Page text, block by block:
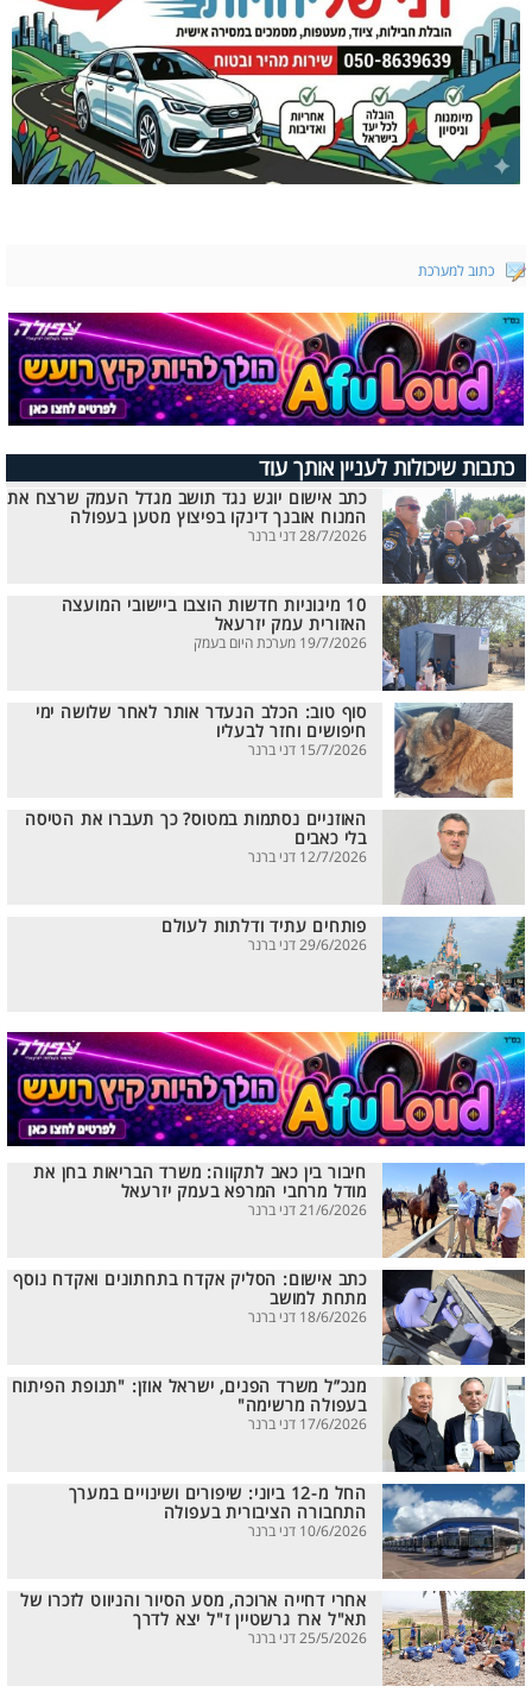
כתוב למערכת
כתבות שיכולות לעניין אותך עוד
כתב אישום יוגש נגד תושב מגדל העמק שרצח את
המנוח אובנך דינקו בפיצוץ מטען בעפולה
28/7/2026 דני ברנר
10 מיגוניות חדשות הוצבו ביישובי המועצה
האזורית עמק יזרעאל
19/7/2026 מערכת היום בעמק
סוף טוב: הכלב הנעדר אותר לאחר שלושה ימי
חיפושים וחזר לבעליו
15/7/2026 דני ברנר
האוזניים נסתמות במטוס? כך תעברו את הטיסה
בלי כאבים
12/7/2026 דני ברנר
פותחים עתיד ודלתות לעולם
29/6/2026 דני ברנר
חיבור בין כאב לתקווה: משרד הבריאות בחן את
מודל מרחבי המרפא בעמק יזרעאל
21/6/2026 דני ברנר
כתב אישום: הסליק אקדח בתחתונים ואקדח נוסף
מתחת למושב
18/6/2026 דני ברנר
מנכ”ל משרד הפנים, ישראל אוזן: "תנופת הפיתוח
בעפולה מרשימה"
17/6/2026 דני ברנר
החל מ-12 ביוני: שיפורים ושינויים במערך
התחבורה הציבורית בעפולה
10/6/2026 דני ברנר
אחרי דחייה ארוכה, מסע הסיור והניווט לזכרו של
תא"ל ארז גרשטיין ז"ל יצא לדרך
25/5/2026 דני ברנר